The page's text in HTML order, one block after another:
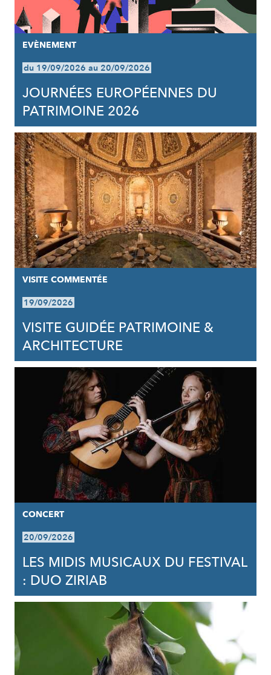
EVÈNEMENT
du 19/09/2026 au 20/09/2026
JOURNÉES EUROPÉENNES DU
PATRIMOINE 2026
VISITE COMMENTÉE
19/09/2026
VISITE GUIDÉE PATRIMOINE &
ARCHITECTURE
CONCERT
20/09/2026
LES MIDIS MUSICAUX DU FESTIVAL
: DUO ZIRIAB